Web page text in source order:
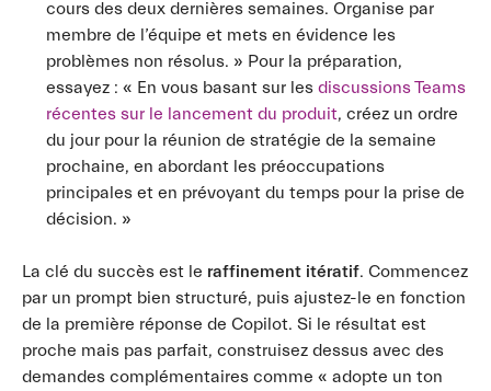
cours des deux dernières semaines. Organise par
membre de l’équipe et mets en évidence les
problèmes non résolus. » Pour la préparation,
essayez : « En vous basant sur lesdiscussions Teams
récentes sur le lancement du produit, créez un ordre
du jour pour la réunion de stratégie de la semaine
prochaine, en abordant les préoccupations
principales et en prévoyant du temps pour la prise de
décision. »
La clé du succès est le raffinement itératif. Commencez
par un prompt bien structuré, puis ajustez-le en fonction
de la première réponse de Copilot. Si le résultat est
proche mais pas parfait, construisez dessus avec des
demandes complémentaires comme « adopte un ton